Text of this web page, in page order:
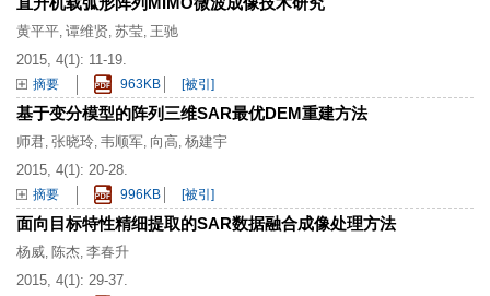
黄平平, 谭维贤, 苏莹, 王驰
2015, 4(1): 11-19.
摘要 963KB [被引]
基于变分模型的阵列三维SAR最优DEM重建方法
师君, 张晓玲, 韦顺军, 向高, 杨建宇
2015, 4(1): 20-28.
摘要 996KB [被引]
面向目标特性精细提取的SAR数据融合成像处理方法
杨威, 陈杰, 李春升
2015, 4(1): 29-37.